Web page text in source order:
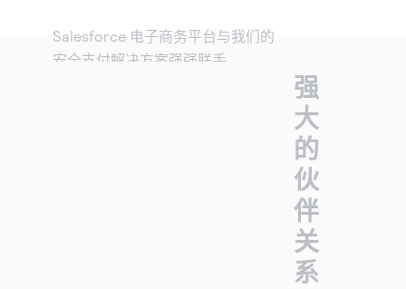
Salesforce 电子商务平台与我们的
安全支付解决方案强强联手。
强
大
的
伙
伴
关
系